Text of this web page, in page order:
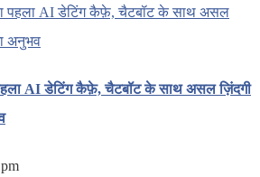
पहला AI डेटिंग कैफ़े, चैटबॉट के साथ असल ज़िंदगी